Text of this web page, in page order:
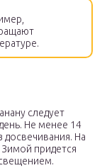
следует
Не менее 14
На
придется